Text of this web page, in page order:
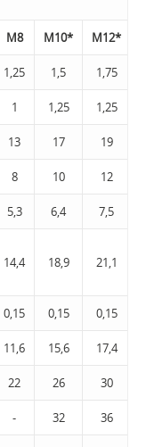
М8 М10* М12*
1,25 1,5 1,75
1 1,25 1,25
13 17 19
8 10 12
5,3 6,4 7,5
14,4 18,9 21,1
0,15 0,15 0,15
11,6 15,6 17,4
22 26 30
- 32 36